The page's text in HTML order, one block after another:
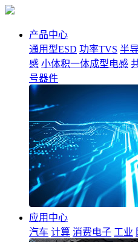
产品中心
通用型ESD 功率TVS 半
感 小体积一体成型电感
号器件
应用中心
汽车 计算 消费电子 工业